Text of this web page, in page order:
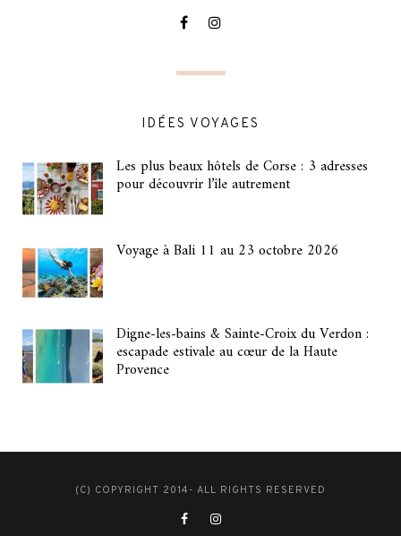
IDÉES VOYAGES
Les plus beaux hôtels de Corse : 3 adresses
pour découvrir l’île autrement
Voyage à Bali 11 au 23 octobre 2026
Digne-les-bains & Sainte-Croix du Verdon :
escapade estivale au cœur de la Haute
Provence
(C) COPYRIGHT 2014- ALL RIGHTS RESERVED